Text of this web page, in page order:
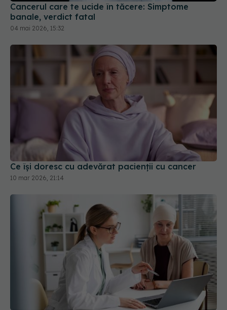
Cancerul care te ucide în tăcere: Simptome
banale, verdict fatal
04 mai 2026, 15:32
Ce își doresc cu adevărat pacienții cu cancer
10 mar 2026, 21:14